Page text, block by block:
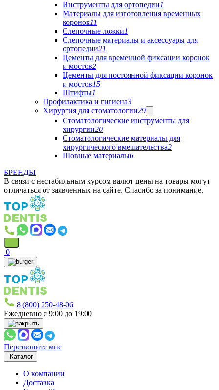
Инструменты для ортопедии1
Материалы для изготовления временных
коронок11
Слепочные ложки1
Слепочные материалы и аксессуары для
ортопедии21
Цементы для временной фиксации коронок
и мостов2
Цементы для постоянной фиксации коронок
и мостов15
Штифты1
Профилактика и гигиена3
Хирургия для стоматологии29
Стоматологические инструменты для
хирургии20
Стоматологические материалы для
хирургического вмешательства2
Шовные материалы6
БРЕНДЫ
В связи с нестабильным курсом валют цены на товары могут
отличаться от заявленных на сайте. Спасибо за понимание.
0
8 (800) 250-48-06
Ежедневно с 9:00 до 19:00
Перезвоните мне
Каталог
О компании
Доставка